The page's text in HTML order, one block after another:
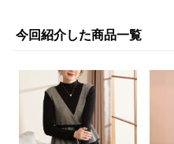
今回紹介した商品一覧